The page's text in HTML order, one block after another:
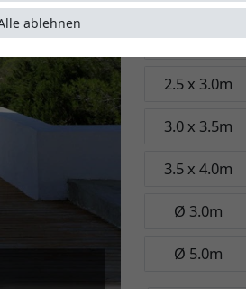
2.0 x 3.0m
2.5 x 3.0m
3.0 x 3.5m
3.5 x 4.0m
Ø 3.0m
Ø 5.0m
ablehnen